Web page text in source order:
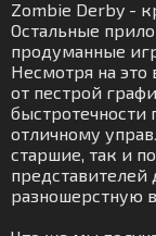
Zombie Derby -
Остальные
продуманные
Несмотря на это
от пестрой
быстротечности
отличному
старшие, так и
разношерстную